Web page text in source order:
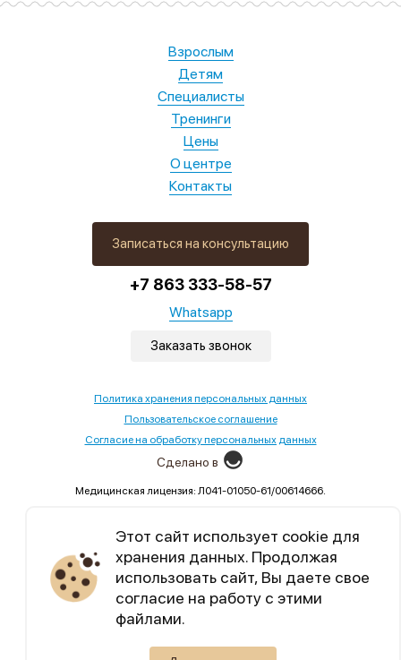
Уникальный контент, бесплатные марафоны по
семейным отношениям.
Записаться на консультацию
+7 863 333-58-57
Whatsapp
Заказать звонок
Взрослым
Детям
Специалисты
Тренинги
Цены
О центре
Контакты
Политика хранения персональных данных
Пользовательское соглашение
Согласие на обработку персональных данных
Сделано в
Медицинская лицензия: Л041-01050-61/00614666.
области,02.09.2022
Этот сайт использует cookie для
хранения данных. Продолжая
использовать сайт, Вы даете свое
согласие на работу с этими
файлами.